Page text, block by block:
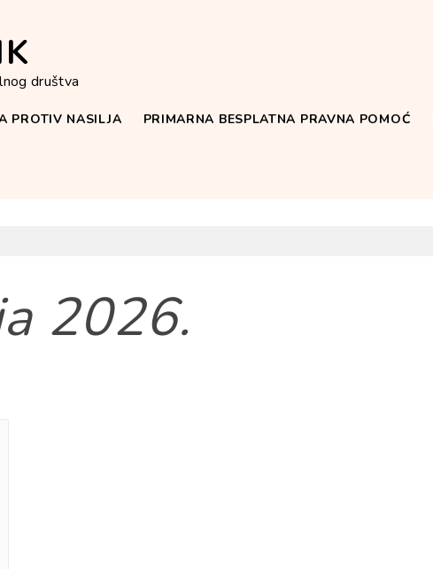
društva
PROTIV NASILJA PRIMARNA BESPLATNA PRAVNA POMOĆ
2026.